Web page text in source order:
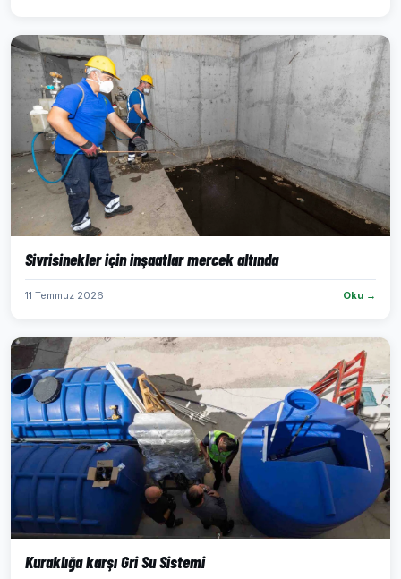
Sivrisinekler için inşaatlar mercek altında
11 Temmuz 2026 Oku →
Kuraklığa karşı Gri Su Sistemi